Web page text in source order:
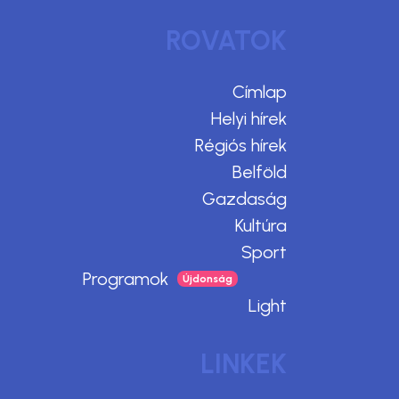
ROVATOK
Címlap
Helyi hírek
Régiós hírek
Belföld
Gazdaság
Kultúra
Sport
Programok
Light
LINKEK